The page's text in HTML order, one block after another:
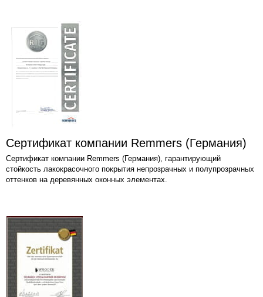
Сертификат компании Remmers (Германия)
Сертификат компании Remmers (Германия), гарантирующий
стойкость лакокрасочного покрытия непрозрачных и полупрозрачных
оттенков на деревянных оконных элементах.